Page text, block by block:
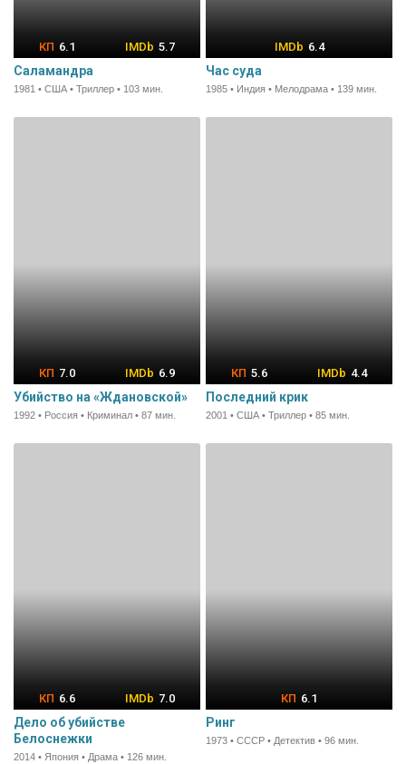
6.1 5.7
Саламандра
1981 • США • Триллер • 103 мин.
6.4
Час суда
1985 • Индия • Мелодрама • 139 мин.
7.0 6.9
Убийство на «Ждановской»
1992 • Россия • Криминал • 87 мин.
5.6 4.4
Последний крик
2001 • США • Триллер • 85 мин.
6.6 7.0
Дело об убийстве
Белоснежки
2014 • Япония • Драма • 126 мин.
6.1
Ринг
1973 • СССР • Детектив • 96 мин.